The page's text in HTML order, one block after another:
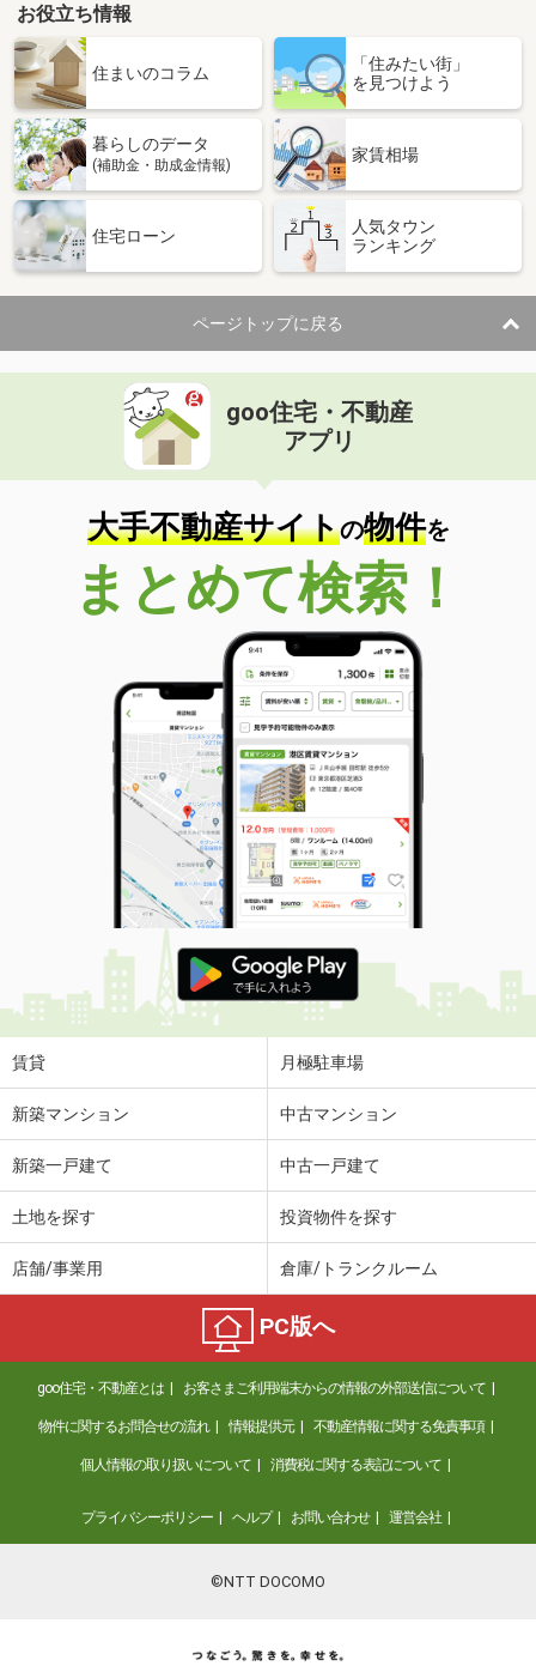
お役立ち情報
住まいのコラム
「住みたい街」
を見つけよう
暮らしのデータ
(補助金・助成金情報)
家賃相場
住宅ローン
人気タウン
ランキング
ページトップに戻る
goo住宅・不動産
アプリ
大手不動産サイトの物件を
まとめて検索！
賃貸 月極駐車場
新築マンション 中古マンション
新築一戸建て 中古一戸建て
土地を探す 投資物件を探す
店舗/事業用 倉庫/トランクルーム
PC版へ
goo住宅・不動産とは お客さまご利用端末からの情報の外部送信について
物件に関するお問合せの流れ 情報提供元 不動産情報に関する免責事項
個人情報の取り扱いについて 消費税に関する表記について
プライバシーポリシー ヘルプ お問い合わせ 運営会社
©NTT DOCOMO